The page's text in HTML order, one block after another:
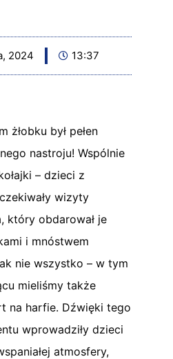
2024 13:37
żłobku był pełen
nastroju! Wspólnie
– dzieci z
wizyty
który obdarował je
i mnóstwem
nie wszystko – w tym
mieliśmy także
na harfie. Dźwięki tego
wprowadziły dzieci
atmosfery,